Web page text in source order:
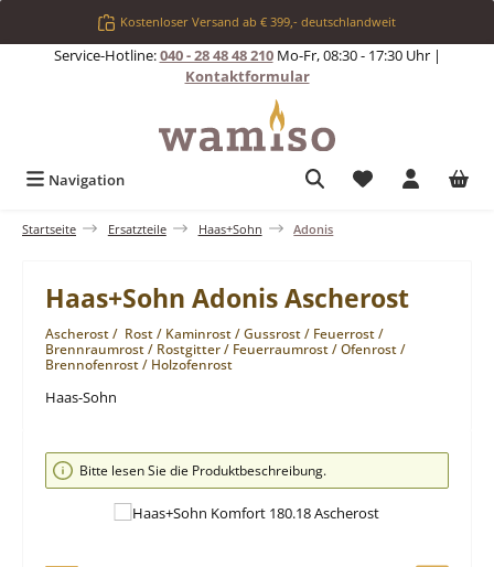
Zum Hauptinhalt springenKostenloser Versand ab € 399,- deutschlandweit
Service-Hotline:040 - 28 48 48 210Mo-Fr, 08:30 - 17:30 Uhr |
Kontaktformular
Navigation Du hast 0
Startseite Ersatzteile Haas+Sohn Adonis
Haas+Sohn Adonis Ascherost
Ascherost / Rost / Kaminrost / Gussrost / Feuerrost /
Brennraumrost / Rostgitter / Feuerraumrost / Ofenrost /
Brennofenrost / Holzofenrost
Haas-Sohn
Bildergalerie überspringen
Bitte lesen Sie die Produktbeschreibung.